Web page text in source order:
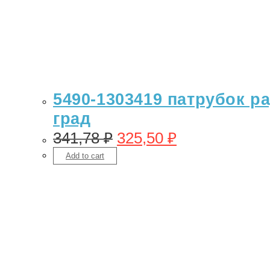
5490-1303419 патрубок
град
341,78₽ 325,50 ₽
Add to cart